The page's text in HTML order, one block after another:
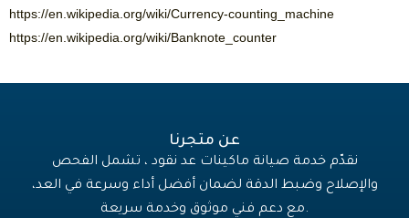
https://en.wikipedia.org/wiki/Currency-counting_machine
https://en.wikipedia.org/wiki/Banknote_counter
عن متجرنا
نقدّم خدمة صيانة ماكينات عد نقود ، تشمل الفحص
والإصلاح وضبط الدقة لضمان أفضل أداء وسرعة في العد،
مع دعم فني موثوق وخدمة سريعة.